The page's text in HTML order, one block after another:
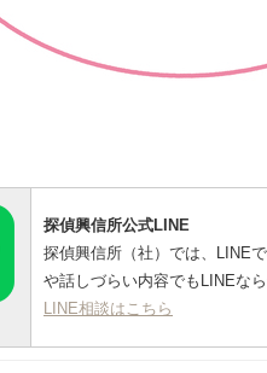
探偵興信所公式LINE
探偵興信所（社）では、LINE
や話しづらい内容でもLINEな
LINE相談はこちら